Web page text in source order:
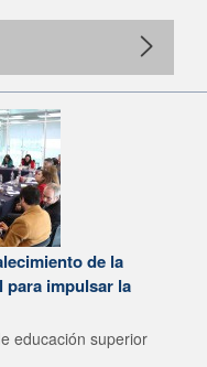
de la
para impulsar la
educación superior